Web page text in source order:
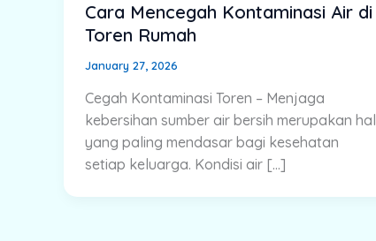
Cara Mencegah Kontaminasi Air di
Toren Rumah
January 27, 2026
Cegah Kontaminasi Toren – Menjaga
kebersihan sumber air bersih merupakan hal
yang paling mendasar bagi kesehatan
setiap keluarga. Kondisi air […]